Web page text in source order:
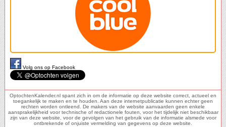
Volg ons op Facebook
OptochtenKalender.nl spant zich in om de informatie op deze website correct, actueel en
toegankelijk te maken en te houden. Aan deze internetpublicatie kunnen echter geen
rechten worden ontleend. De makers van de website aanvaarden geen enkele
aansprakelijkheid voor technische of redactionele fouten, voor het tijdelijk niet beschikbaar
zijn van deze website, voor de gevolgen van het gebruik van de informatie alsmede voor
ontbrekende of onjuiste vermelding van gegevens op deze website.